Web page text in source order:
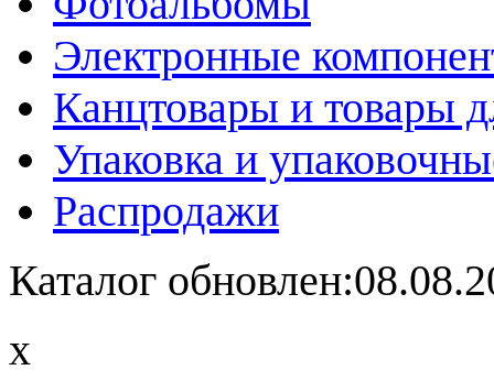
Электронные
Канцтовары и товары
Упаковка и
Распродажи
Каталог
x